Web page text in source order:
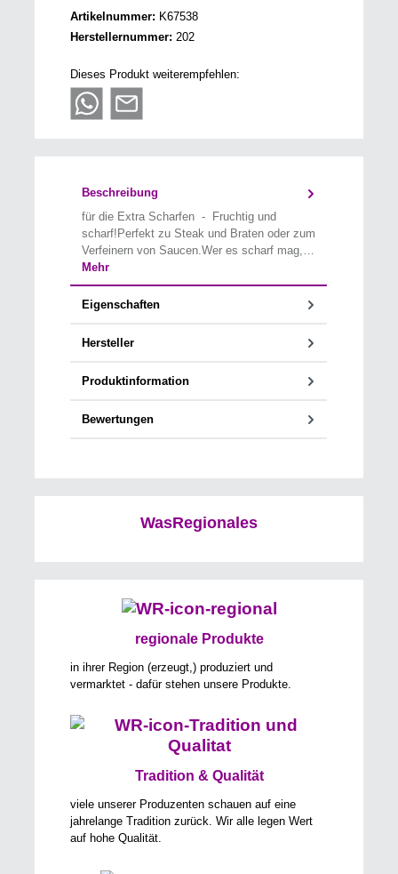
Artikelnummer: K67538
Herstellernummer: 202
Dieses Produkt weiterempfehlen:
Beschreibung
für die Extra Scharfen - Fruchtig und
scharf!Perfekt zu Steak und Braten oder zum
Verfeinern von Saucen.Wer es scharf mag,…
Mehr
Eigenschaften
Hersteller
Produktinformation
Bewertungen
WasRegionales
regionale Produkte
in ihrer Region (erzeugt,) produziert und
vermarktet - dafür stehen unsere Produkte.
Tradition & Qualität
viele unserer Produzenten schauen auf eine
jahrelange Tradition zurück. Wir alle legen Wert
auf hohe Qualität.